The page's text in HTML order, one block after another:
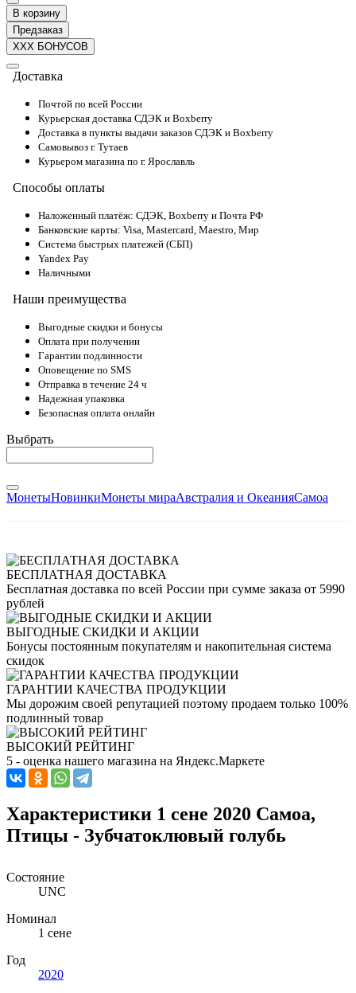
В корзину
Предзаказ
XXX БОНУСОВ
Доставка
Почтой по всей России
Курьерская доставка СДЭК и Boxberry
Доставка в пункты выдачи заказов СДЭК и Boxberry
Самовывоз г. Тутаев
Курьером магазина по г. Ярославль
Способы оплаты
Наложенный платёж: СДЭК, Boxberry и Почта РФ
Банковские карты: Visa, Mastercard, Maestro, Мир
Система быстрых платежей (СБП)
Yandex Pay
Наличными
Наши преимущества
Выгодные скидки и бонусы
Оплата при получении
Гарантии подлинности
Оповещение по SMS
Отправка в течение 24 ч
Надежная упаковка
Безопасная оплата онлайн
Выбрать
МонетыНовинкиМонеты мираАвстралия и ОкеанияСамоа
БЕСПЛАТНАЯ ДОСТАВКА
Бесплатная доставка по всей России при сумме заказа от 5990
рублей
ВЫГОДНЫЕ СКИДКИ И АКЦИИ
Бонусы постоянным покупателям и накопительная система
скидок
ГАРАНТИИ КАЧЕСТВА ПРОДУКЦИИ
Мы дорожим своей репутацией поэтому продаем только 100%
подлинный товар
ВЫСОКИЙ РЕЙТИНГ
5 - оценка нашего магазина на Яндекс.Маркете
Характеристики 1 сене 2020 Самоа,
Птицы - Зубчатоклювый голубь
Состояние
UNC
Номинал
1 сене
Год
2020